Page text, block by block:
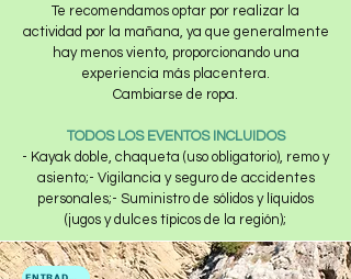
Te recomendamos optar por realizar la
actividad por la mañana, ya que generalmente
hay menos viento, proporcionando una
experiencia más placentera.
Cambiarse de ropa.
TODOS LOS EVENTOS INCLUIDOS
- Kayak doble, chaqueta (uso obligatorio), remo y
asiento;- Vigilancia y seguro de accidentes
personales;- Suministro de sólidos y líquidos
(jugos y dulces típicos de la región);